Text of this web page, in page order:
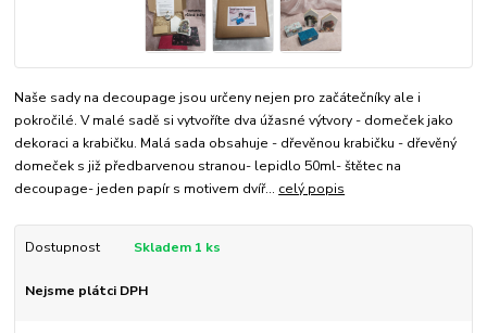
Naše sady na decoupage jsou určeny nejen pro začátečníky ale i
pokročilé. V malé sadě si vytvoříte dva úžasné výtvory - domeček jako
dekoraci a krabičku. Malá sada obsahuje - dřevěnou krabičku - dřevěný
domeček s již předbarvenou stranou- lepidlo 50ml- štětec na
decoupage- jeden papír s motivem dvíř... celý popis
Dostupnost Skladem 1 ks
Nejsme plátci DPH